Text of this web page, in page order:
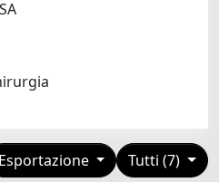
Tutti (7)
Esportazione